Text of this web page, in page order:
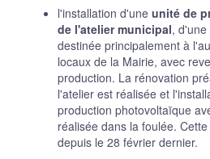
l'installation d'une unité de
de l'atelier municipal,
destinée principalement à
locaux de la Mairie, avec
production. La rénovation
l'atelier est réalisée et
production photovoltaïque
réalisée dans la foulée.
depuis le 28 février dernier.